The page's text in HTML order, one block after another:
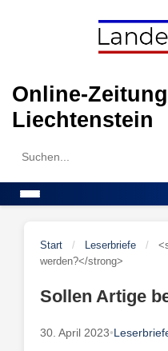
Online-
Liechtenstein
Search
Start / Leserbriefe /
werden?</strong>
Sollen Artige
30. April 2023•